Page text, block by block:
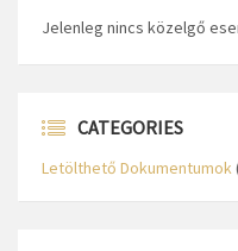
Jelenleg nincs közelgő
CATEGORIES
Letölthető Dokumentumok